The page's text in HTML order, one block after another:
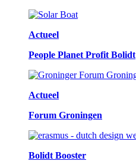
Actueel
People Planet Profit Bolidt
Actueel
Forum Groningen
Bolidt Booster